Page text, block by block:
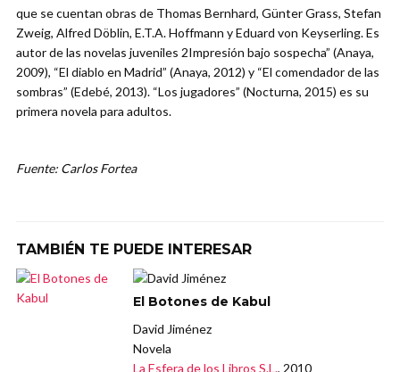
que se cuentan obras de Thomas Bernhard, Günter Grass, Stefan
Zweig, Alfred Döblin, E.T.A. Hoffmann y Eduard von Keyserling. Es
autor de las novelas juveniles 2Impresión bajo sospecha” (Anaya,
2009), “El diablo en Madrid” (Anaya, 2012) y “El comendador de las
sombras” (Edebé, 2013). “Los jugadores” (Nocturna, 2015) es su
primera novela para adultos.
Fuente: Carlos Fortea
TAMBIÉN TE PUEDE INTERESAR
El Botones de Kabul
David Jiménez
Novela
La Esfera de los Libros S.L., 2010